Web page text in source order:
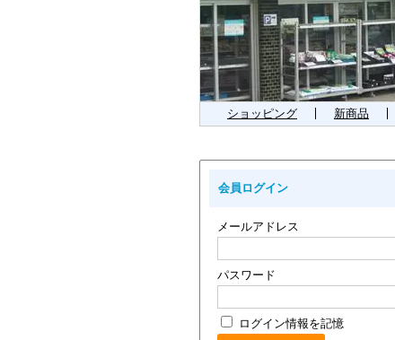
ショッピング 新商品
会員ログイン
メールアドレス
パスワード
ログイン情報を記憶